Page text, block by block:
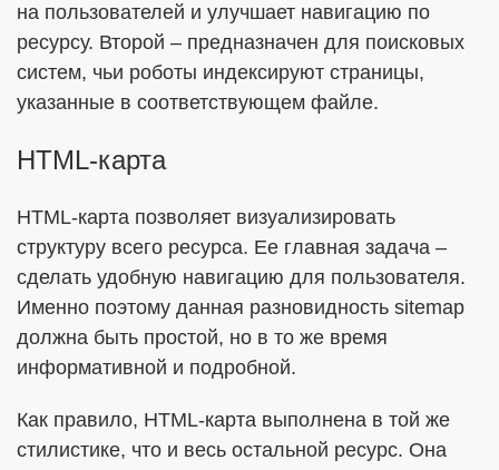
на пользователей и улучшает навигацию по
ресурсу. Второй – предназначен для поисковых
систем, чьи роботы индексируют страницы,
указанные в соответствующем файле.
HTML-карта
HTML-карта позволяет визуализировать
структуру всего ресурса. Ее главная задача –
сделать удобную навигацию для пользователя.
Именно поэтому данная разновидность sitemap
должна быть простой, но в то же время
информативной и подробной.
Как правило, HTML-карта выполнена в той же
стилистике, что и весь остальной ресурс. Она